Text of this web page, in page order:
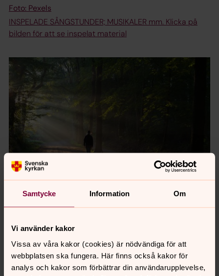
Samtycke Information Om
Vi använder kakor
Vissa av våra kakor (cookies) är nödvändiga för att
webbplatsen ska fungera. Här finns också kakor för
analys och kakor som förbättrar din användarupplevelse,
Foto: Pexels
INSPELADE SÅNGSTUNDER; MUSIKALER mm. Klicka på
bilden för att se inspelat material
Nyfiken på Gud?
Läs om kristen tro